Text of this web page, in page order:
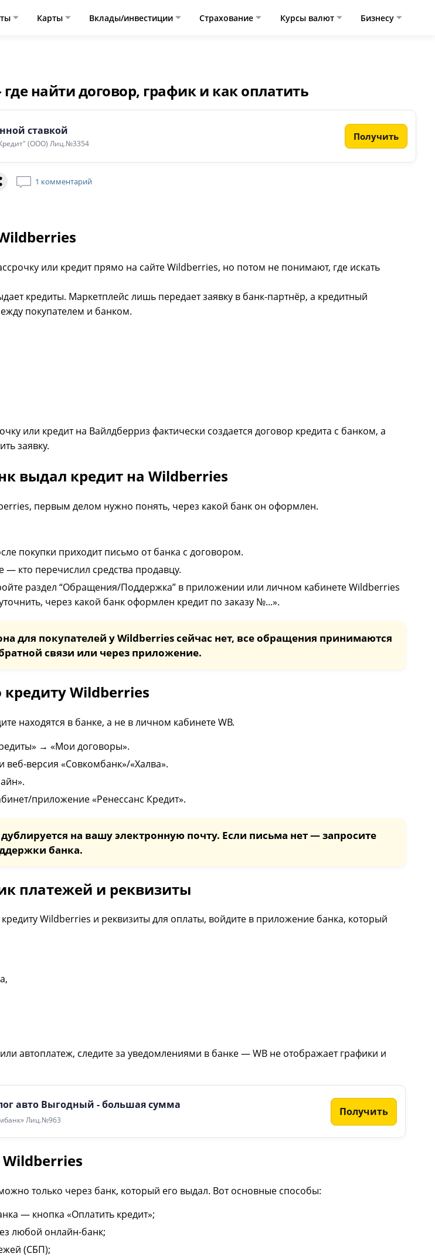
Карты Вклады/инвестиции Страхование Курсы валют Бизнесу
найти договор, график и как оплатить
ставкой
(ООО) Лиц.№3354
Получить
1 комментарий
или кредит прямо на сайте Wildberries, но потом не понимают, где искать
кредиты. Маркетплейс лишь передает заявку в банк-партнёр, а кредитный
покупателем и банком.
или кредит на Вайлдберриз фактически создается договор кредита с банком, а
заявку.
выдал кредит на Wildberries
первым делом нужно понять, через какой банк он оформлен.
покупки приходит письмо от банка с договором.
— кто перечислил средства продавцу.
раздел “Обращения/Поддержка” в приложении или личном кабинете Wildberries
через какой банк оформлен кредит по заказу №...».
для покупателей у Wildberries сейчас нет, все обращения принимаются
связи или через приложение.
кредиту Wildberries
находятся в банке, а не в личном кабинете WB.
→ «Мои договоры».
версия «Совкомбанк»/«Халва».
приложение «Ренессанс Кредит».
на вашу электронную почту. Если письма нет — запросите
банка.
платежей и реквизиты
Wildberries и реквизиты для оплаты, войдите в приложение банка, который
автоплатеж, следите за уведомлениями в банке — WB не отображает графики и
авто Выгодный - большая сумма
Лиц.№963
Получить
только через банк, который его выдал. Вот основные способы:
— кнопка «Оплатить кредит»;
любой онлайн-банк;
(СБП);